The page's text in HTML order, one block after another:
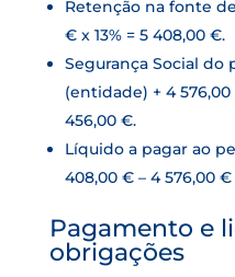
Retenção na fonte
€ x 13% = 5 408,00 €.
Segurança Social do
(entidade) + 4 576,00
456,00 €.
Líquido a pagar ao
408,00 € – 4 576,00 €
Pagamento e
obrigações